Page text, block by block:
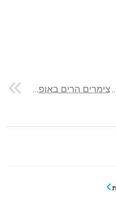
בעיר העתיקה צימרים הרים באופק בחזון